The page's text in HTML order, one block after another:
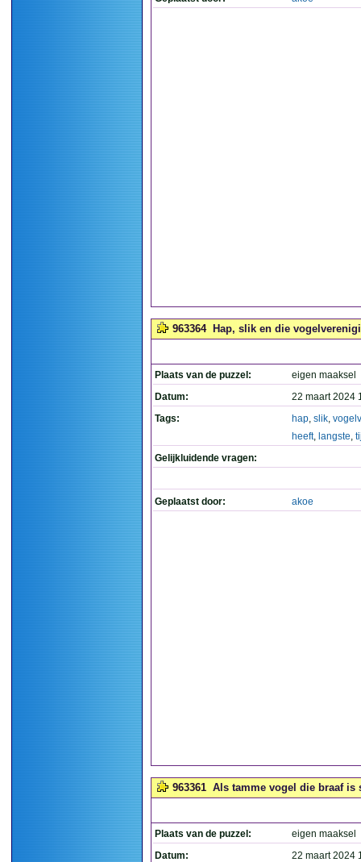
963364 Hap, slik en die
Plaats van de puzzel:
eigen maaksel
Datum:
22 maart 2024
Tags:
hap, slik,
heeft, langste,
Gelijkluidende vragen:
Geplaatst door: akoe
963361 Als tamme vogel die braaf is
Plaats van de puzzel:
eigen maaksel
Datum:
22 maart 2024